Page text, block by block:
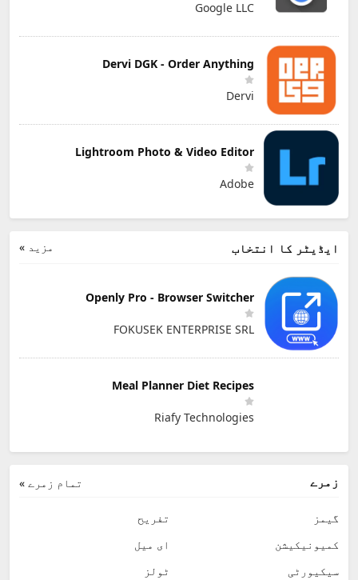
Google LLC
Dervi DGK - Order Anything
Dervi
Lightroom Photo & Video Editor
Adobe
مزید » ایڈیٹر کا انتخاب
Openly Pro - Browser Switcher
FOKUSEK ENTERPRISE SRL
Meal Planner Diet Recipes
Riafy Technologies
تمام زمرے » زمرے
گیمز
تفریح
کمیونیکیشن
ای میل
سیکیورٹی
ٹولز